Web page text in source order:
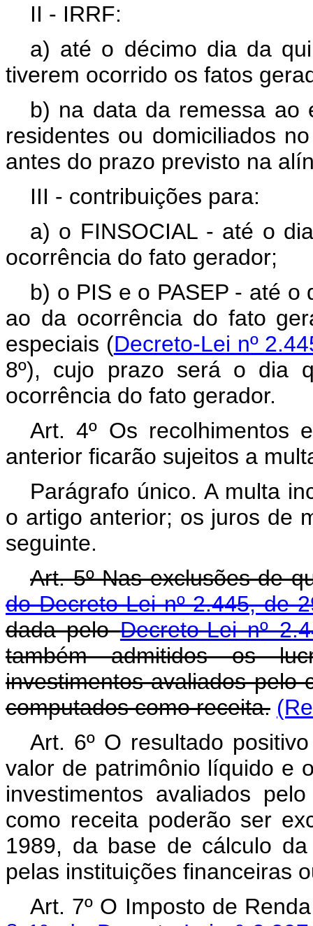
II - IRRF:
a) até o décimo dia da
tiverem ocorrido os fatos
b) na data da remessa ao
residentes ou domiciliados
antes do prazo previsto na
III - contribuições para:
a) o FINSOCIAL - até o
ocorrência do fato gerador;
b) o PIS e o PASEP - até
ao da ocorrência do fato
especiais (Decreto-Lei nº
8º), cujo prazo será o dia
ocorrência do fato gerador.
Art. 4º Os recolhimentos
anterior ficarão sujeitos a
Parágrafo único. A multa
o artigo anterior; os juros de
seguinte.
Art. 5º Nas exclusões de
do Decreto-Lei nº 2.445, de
dada peloDecreto-Lei nº
também admitidos os
investimentos avaliados pelo
computados como receita.
Art. 6º O resultado
valor de patrimônio líquido e
investimentos avaliados
como receita poderão ser
1989, da base de cálculo
pelas instituições financeiras
Art. 7º O Imposto de